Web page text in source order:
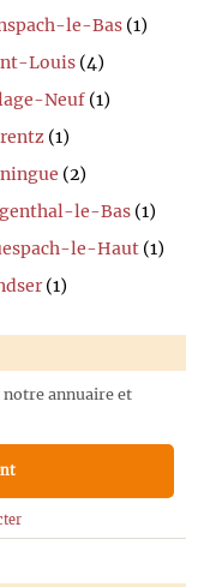
le-Bas (1)
Louis (4)
Neuf (1)
(1)
(2)
le-Bas (1)
le-Haut (1)
(1)
annuaire et